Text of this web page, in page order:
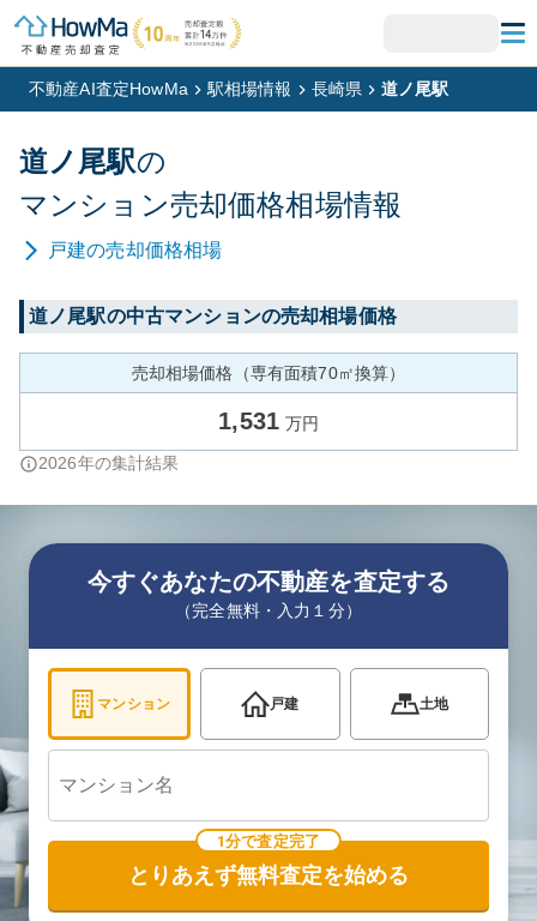
不動産AI査定HowMa 駅相場情報 長崎県 道ノ尾駅
道ノ尾駅の
マンション売却価格相場情報
戸建の売却価格相場
道ノ尾駅の中古マンションの売却相場価格
売却相場価格（専有面積70㎡換算）
1,531 万円
2026年の集計結果
今すぐあなたの不動産を査定する
（完全無料・入力１分）
マンション 戸建 土地
1分で査定完了
とりあえず無料査定を始める